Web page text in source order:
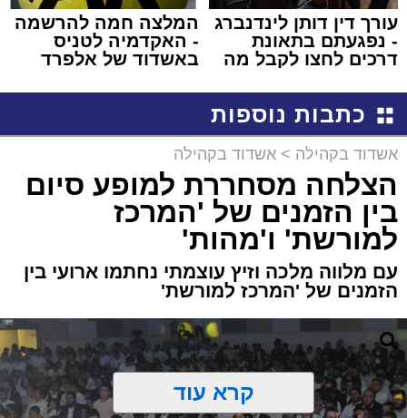
עורך דין דותן לינדנברג
- נפגעתם בתאונת
דרכים לחצו לקבל מה
המלצה חמה להרשמה
- האקדמיה לטניס
באשדוד של אלפרד
כתבות נוספות
אשדוד בקהילה > אשדוד בקהילה
הצלחה מסחררת למופע סיום
בין הזמנים של 'המרכז
למורשת' ו'מהות'
עם מלווה מלכה וזיץ עוצמתי נחתמו ארועי בין
הזמנים של 'המרכז למורשת'
קרא עוד